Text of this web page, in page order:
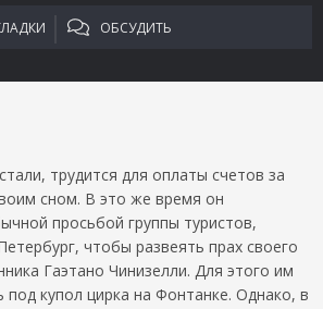
ОБСУДИТЬ
трудится для оплаты счетов за
сном. В это же время он
просьбой группы туристов,
чтобы развеять прах своего
Гаэтано Чинизелли. Для этого им
купол цирка на Фонтанке. Однако, в